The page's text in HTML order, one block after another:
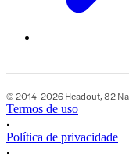
© 2014-2026 Headout, 82
Termos de uso
•
Política de privacidade
•